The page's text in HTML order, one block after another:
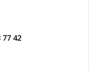
77 42